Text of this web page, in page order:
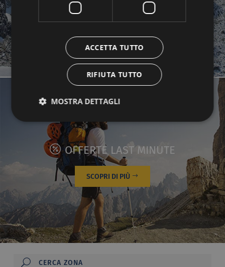
GUARDA LE FOTO
OFFERTE LAST MINUTE
SCOPRI DI PIÙ
ACCETTA TUTTO
RIFIUTA TUTTO
MOSTRA DETTAGLI